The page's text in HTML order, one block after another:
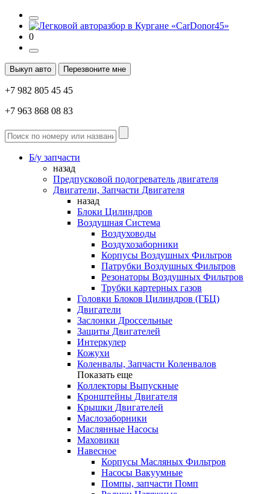
0
Выкуп авто Перезвоните мне
+7 982 805 45 45
+7 963 868 08 83
Б/у запчасти
назад
Предпусковой подогреватель двигателя
Двигатели, Запчасти Двигателя
назад
Блоки Цилиндров
Воздушная Система
Воздуховоды
Воздухозаборники
Корпусы Воздушных Фильтров
Патрубки Воздушных Фильтров
Резонаторы Воздушных Фильтров
Трубки картерных газов
Головки Блоков Цилиндров (ГБЦ)
Двигатели
Заслонки Дроссельные
Защиты Двигателей
Интеркулер
Кожухи
Коленвалы, Запчасти Коленвалов
Показать еще
Коллекторы Выпускные
Кронштейны Двигателя
Крышки Двигателей
Маслозаборники
Маслянные Насосы
Маховики
Навесное
Корпусы Масляных Фильтров
Насосы Вакуумные
Помпы, запчасти Помп